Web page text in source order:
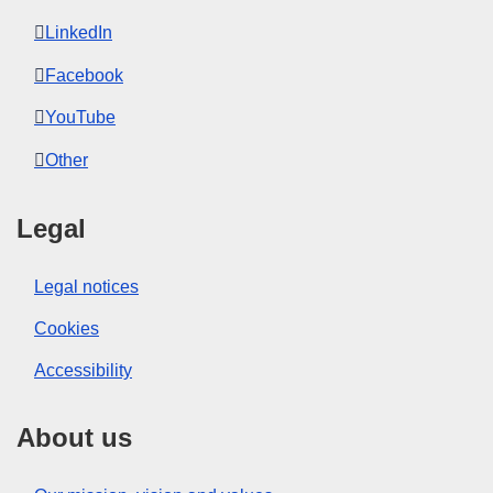
LinkedIn
Facebook
YouTube
Other
Legal
Legal notices
Cookies
Accessibility
About us